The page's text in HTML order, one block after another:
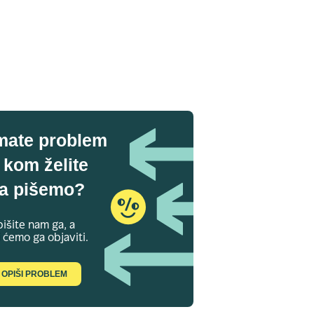
problem
kom želite
pišemo?
nam ga, a
ćemo ga objaviti.
OPIŠI PROBLEM